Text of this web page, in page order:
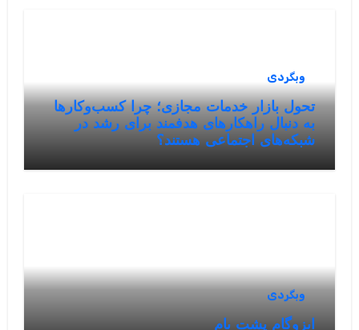
وبگردی
تحول بازار خدمات مجازی؛ چرا کسب‌وکارها
به دنبال راهکارهای هدفمند برای رشد در
شبکه‌های اجتماعی هستند؟
وبگردی
ایزوگام پشت بام